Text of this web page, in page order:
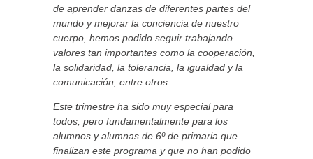
de aprender danzas de diferentes partes del
mundo y mejorar la conciencia de nuestro
cuerpo, hemos podido seguir trabajando
valores tan importantes como la cooperación,
la solidaridad, la tolerancia, la igualdad y la
comunicación, entre otros.
Este trimestre ha sido muy especial para
todos, pero fundamentalmente para los
alumnos y alumnas de 6º de primaria que
finalizan este programa y que no han podido